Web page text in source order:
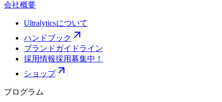
会社概要
Ultralyticsについて
ハンドブック
ブランドガイドライン
採用情報採用募集中！
ショップ
プログラム